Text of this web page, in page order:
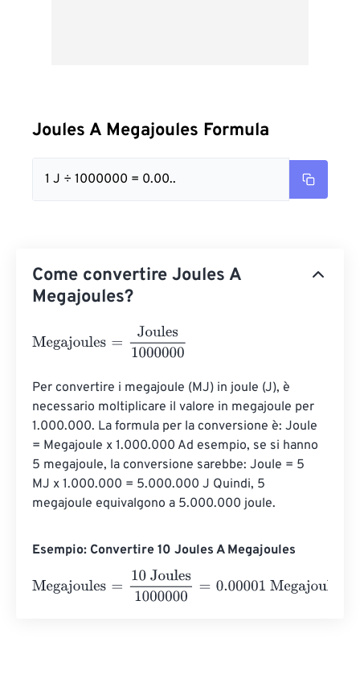
Joules A Megajoules Formula
1 J ÷ 1000000 = 0.00..
Come convertire Joules A
Megajoules?
Megajoules Joules1000000
Per convertire i megajoule (MJ) in joule (J), è
necessario moltiplicare il valore in megajoule per
1.000.000. La formula per la conversione è: Joule
= Megajoule x 1.000.000 Ad esempio, se si hanno
5 megajoule, la conversione sarebbe: Joule = 5
MJ x 1.000.000 = 5.000.000 J Quindi, 5
megajoule equivalgono a 5.000.000 joule.
Esempio: Convertire 10 Joules A Megajoules
Megajoules
10 Joules1000000 =0.00001 Megajoules